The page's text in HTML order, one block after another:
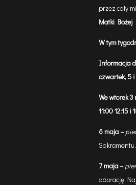
przez cały
Matki Bożej
W tym
Informacja
czwartek, 5 i
We wtorek 3
11:00 12:15 i
6 maja–
Sakramentu.
7 maja–
adorację